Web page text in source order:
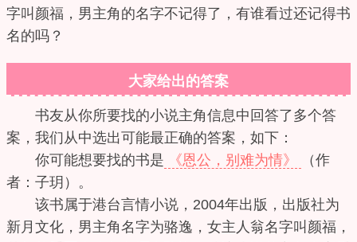
字叫颜福，男主角的名字不记得了，有谁看过还记得书
名的吗？
大家给出的答案
书友从你所要找的小说主角信息中回答了多个答
案，我们从中选出可能最正确的答案，如下：
你可能想要找的书是
《恩公，别难为情》
（作
者：子玥）。
该书属于港台言情小说，2004年出版，出版社为
新月文化，男主角名字为骆逸，女主人翁名字叫颜福，